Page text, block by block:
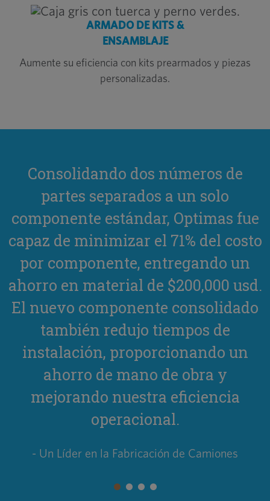
ARMADO DE KITS &
ENSAMBLAJE
Aumente su eficiencia con kits prearmados y piezas
personalizadas.
Consolidando dos números de
partes separados a un solo
componente estándar, Optimas fue
capaz de minimizar el 71% del costo
por componente, entregando un
ahorro en material de $200,000 usd.
El nuevo componente consolidado
también redujo tiempos de
instalación, proporcionando un
ahorro de mano de obra y
mejorando nuestra eficiencia
operacional.
- Un Líder en la Fabricación de Camiones